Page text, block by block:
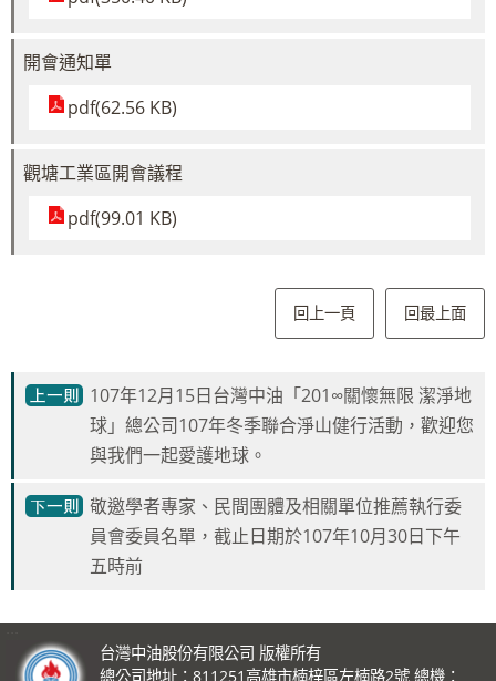
開會通知單
pdf(62.56 KB)
觀塘工業區開會議程
pdf(99.01 KB)
回上一頁 回最上面
107年12月15日台灣中油「201∞關懷無限 潔淨地
球」總公司107年冬季聯合淨山健行活動，歡迎您
與我們一起愛護地球。
敬邀學者專家、民間團體及相關單位推薦執行委
員會委員名單，截止日期於107年10月30日下午
五時前
台灣中油股份有限公司 版權所有
總公司地址：811251高雄市楠梓區左楠路2號 總機：